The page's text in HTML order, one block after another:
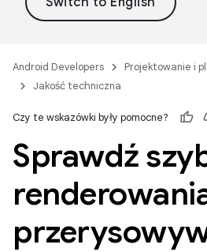
Android Developers Projektowanie i
Jakość techniczna
Czy te wskazówki były pomocne?
Sprawdź